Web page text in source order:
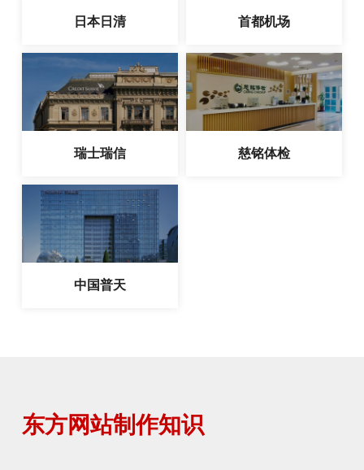
日本日清 首都机场
瑞士瑞信 慈铭体检
中国普天
东方网站制作知识